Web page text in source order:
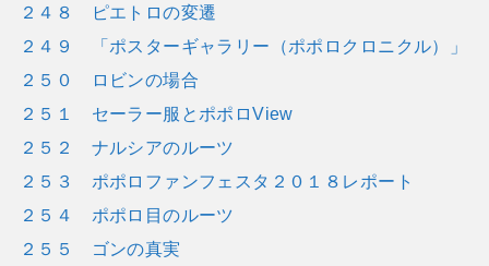
２４８ ピエトロの変遷
２４９ 「ポスターギャラリー（ポポロクロニクル）」
２５０ ロビンの場合
２５１ セーラー服とポポロView
２５２ ナルシアのルーツ
２５３ ポポロファンフェスタ２０１８レポート
２５４ ポポロ目のルーツ
２５５ ゴンの真実